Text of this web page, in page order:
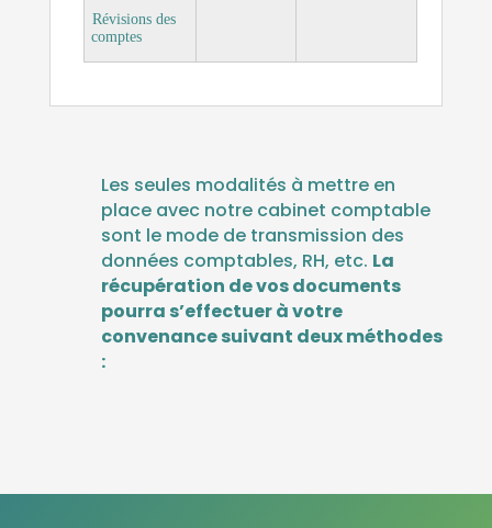
Révisions des
comptes
Les seules modalités à mettre en
place avec notre cabinet comptable
sont le mode de transmission des
données comptables, RH, etc. La
récupération de vos documents
pourra s’effectuer à votre
convenance suivant deux méthodes
: